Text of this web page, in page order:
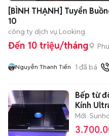
[BÌNH THẠNH] Tuyển
10
công ty dịch vụ Looking
Đến 10 triệu/tháng
Nguyễn Thanh Tiến 1 đã bán
Bếp từ
Kính
Mới